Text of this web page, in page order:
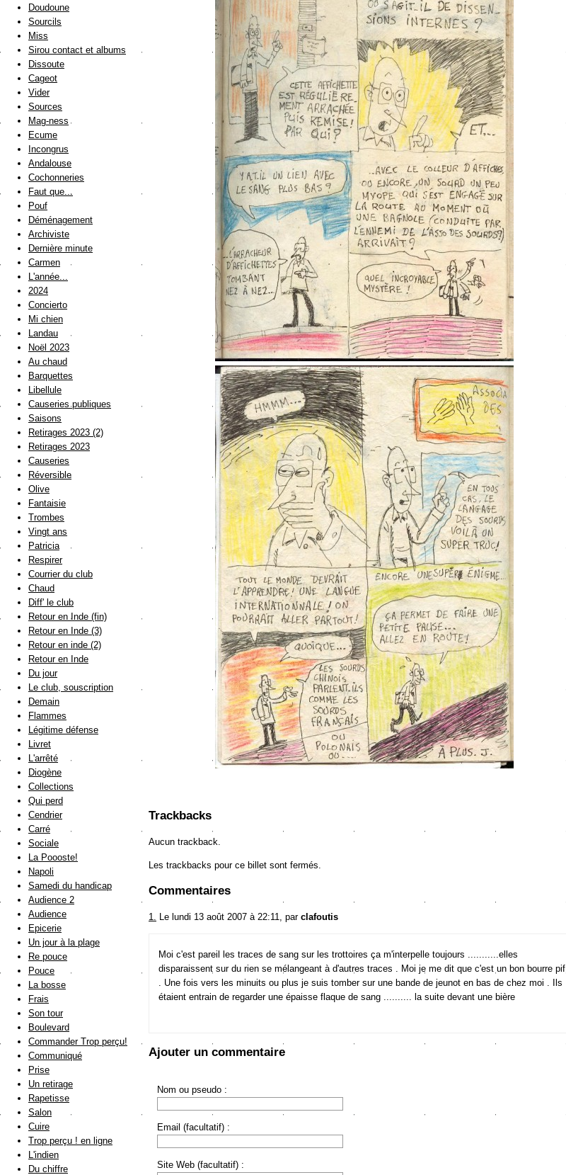
Trackbacks
Aucun trackback.
Les trackbacks pour ce billet sont fermés.
Commentaires
1. Le lundi 13 août 2007 à 22:11, par clafoutis
Moi c'est pareil les traces de sang sur les trottoires ça m'interpelle toujours ...........elles
disparaissent sur du rien se mélangeant à d'autres traces . Moi je me dit que c'est un bon bourre pif
. Une fois vers les minuits ou plus je suis tomber sur une bande de jeunot en bas de chez moi . Ils
étaient entrain de regarder une épaisse flaque de sang .......... la suite devant une bière
Ajouter un commentaire
Nom ou pseudo :
Email (facultatif) :
Site Web (facultatif) :
Doudoune
Sourcils
Miss
Sirou contact et albums
Dissoute
Cageot
Vider
Sources
Mag-ness
Ecume
Incongrus
Andalouse
Cochonneries
Faut que...
Pouf
Déménagement
Archiviste
Dernière minute
Carmen
L'année...
2024
Concierto
Mi chien
Landau
Noël 2023
Au chaud
Barquettes
Libellule
Causeries publiques
Saisons
Retirages 2023 (2)
Retirages 2023
Causeries
Réversible
Olive
Fantaisie
Trombes
Vingt ans
Patricia
Respirer
Courrier du club
Chaud
Diff' le club
Retour en Inde (fin)
Retour en Inde (3)
Retour en inde (2)
Retour en Inde
Du jour
Le club, souscription
Demain
Flammes
Légitime défense
Livret
L'arrêté
Diogène
Collections
Qui perd
Cendrier
Carré
Sociale
La Poooste!
Napoli
Samedi du handicap
Audience 2
Audience
Epicerie
Un jour à la plage
Re pouce
Pouce
La bosse
Frais
Son tour
Boulevard
Commander Trop perçu!
Communiqué
Prise
Un retirage
Rapetisse
Salon
Cuire
Trop perçu ! en ligne
L'indien
Du chiffre